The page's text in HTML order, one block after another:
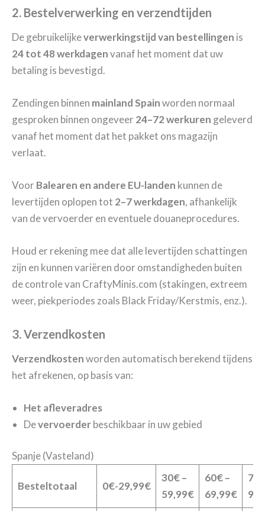
2. Bestelverwerking en verzendtijden
De gebruikelijkeverwerkingstijd van bestellingen is
24 tot 48 werkdagenvanaf het moment dat uw
betaling is bevestigd.
Zendingen binnen mainland Spainworden normaal
gesproken binnen ongeveer 24–72 werkuren geleverd
vanaf het moment dat het pakket ons magazijn
verlaat.
Voor Balearen en andere EU-landen kunnen de
levertijden oplopen tot 2–7 werkdagen, afhankelijk
van de vervoerder en eventuele douaneprocedures.
Houd er rekening mee dat alle levertijden schattingen
zijn en kunnen variëren door omstandigheden buiten
de controle van CraftyMinis.com (stakingen, extreem
weer, piekperiodes zoals Black Friday/Kerstmis, enz.).
3. Verzendkosten
Verzendkostenworden automatisch berekend tijdens
het afrekenen, op basis van:
Het afleveradres
Devervoerderbeschikbaar in uw gebied
Spanje (Vasteland)
Besteltotaal 0€-29,99€
30€ –
59,99€
60€ –
69,99€